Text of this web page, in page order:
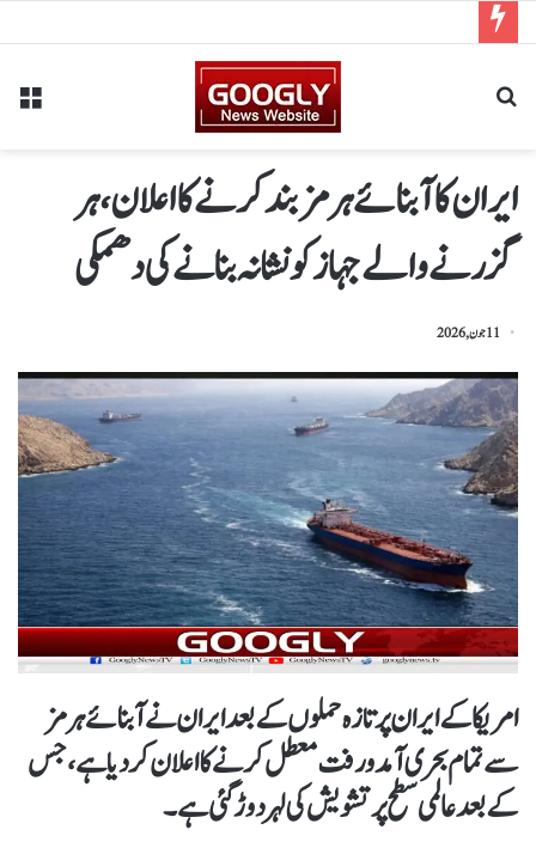
ایران کا آبنائے ہرمز بند کرنے کا اعلان،ہر
گزرنے والےجہاز کو نشانہ بنانے کی دھمکی
11 جون, 2026
امریکا کے ایران پر تازہ حملوں کے بعد ایران نے آبنائے ہرمز
سے تمام بحری آمد و رفت معطل کرنے کا اعلان کر دیا ہے، جس
کے بعد عالمی سطح پر تشویش کی لہر دوڑ گئی ہے۔